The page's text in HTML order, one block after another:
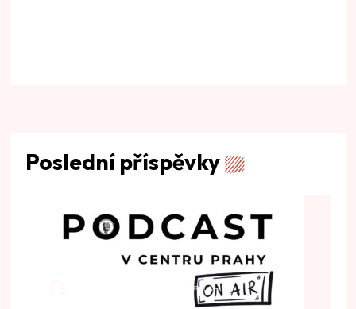
Poslední příspěvky